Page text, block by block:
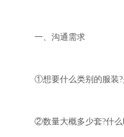
一、沟通需求
①想要什么类别的服装?是
②数量大概多少套?什么